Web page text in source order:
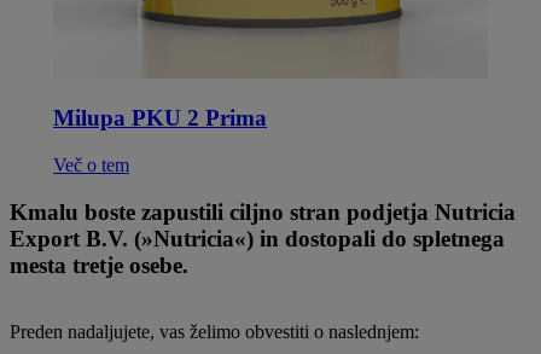
Milupa PKU 2 Prima
Več o tem
Kmalu boste zapustili ciljno stran podjetja Nutricia
Export B.V. (»Nutricia«) in dostopali do spletnega
mesta tretje osebe.
Preden nadaljujete, vas želimo obvestiti o naslednjem: